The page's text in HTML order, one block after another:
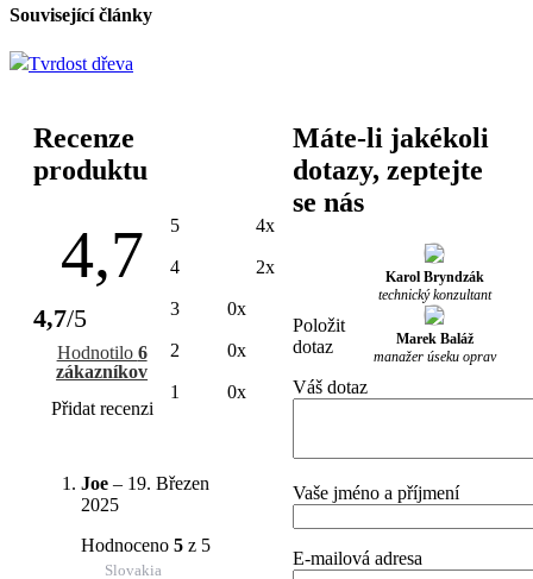
Související články
Tvrdost dřeva
Recenze
produktu
4,7
4,7/5
Hodnotilo 6
zákazníkov
Přidat recenzi
5 4x
4 2x
3 0x
2 0x
1 0x
Joe – 19. Březen
2025
Hodnoceno 5 z 5
Slovakia
Máte-li jakékoli
dotazy, zeptejte
se nás
Karol Bryndzák
technický konzultant
Marek Baláž
manažer úseku oprav
Položit
dotaz
Váš dotaz
Vaše jméno a příjmení
E-mailová adresa